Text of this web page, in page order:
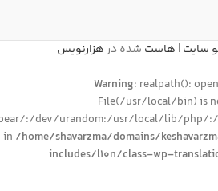
سایت| هاست شده درهزارنویس
Warning: realpath():
File(/usr/local/bin) is
:/dev/urandom:/usr/local/lib/
in /home/shavarzma/domains/
includes/l10n/class-wp-